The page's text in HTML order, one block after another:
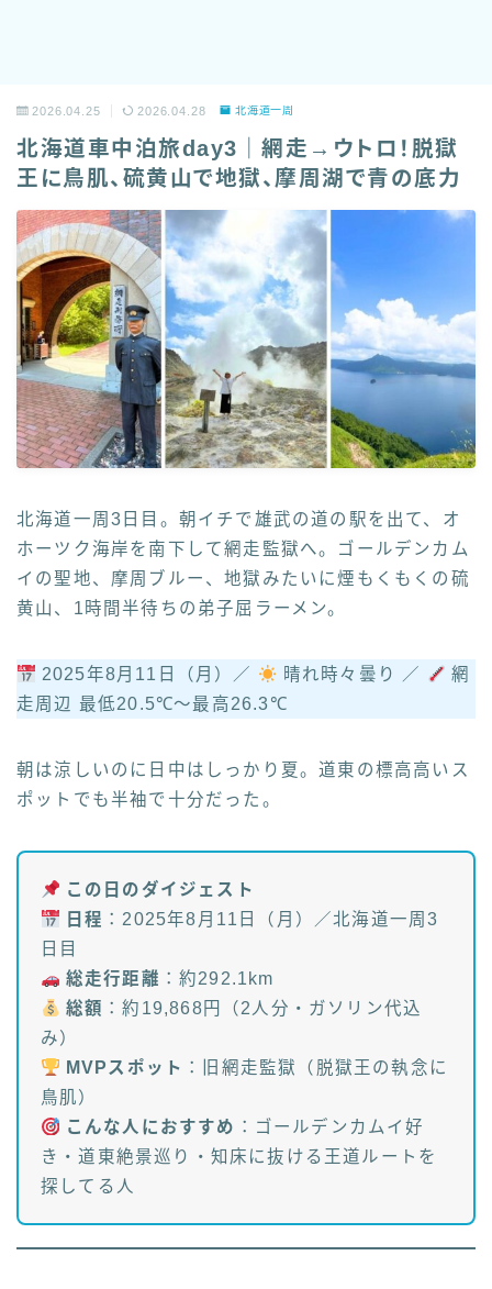
2026.04.25 2026.04.28 北海道一周
北海道車中泊旅day3｜網走→ウトロ！脱獄
王に鳥肌、硫黄山で地獄、摩周湖で青の底力
北海道一周3日目。朝イチで雄武の道の駅を出て、オ
ホーツク海岸を南下して網走監獄へ。ゴールデンカム
イの聖地、摩周ブルー、地獄みたいに煙もくもくの硫
黄山、1時間半待ちの弟子屈ラーメン。
2025年8月11日（月）／ 晴れ時々曇り ／
網
走周辺 最低20.5℃〜最高26.3℃
朝は涼しいのに日中はしっかり夏。道東の標高高いス
ポットでも半袖で十分だった。
この日のダイジェスト
日程 ：2025年8月11日（月）／北海道一周3
日目
総走行距離 ：約292.1km
総額 ：約19,868円（2人分・ガソリン代込
み）
MVPスポット ：旧網走監獄（脱獄王の執念に
鳥肌）
こんな人におすすめ ：ゴールデンカムイ好
き・道東絶景巡り・知床に抜ける王道ルートを
探してる人